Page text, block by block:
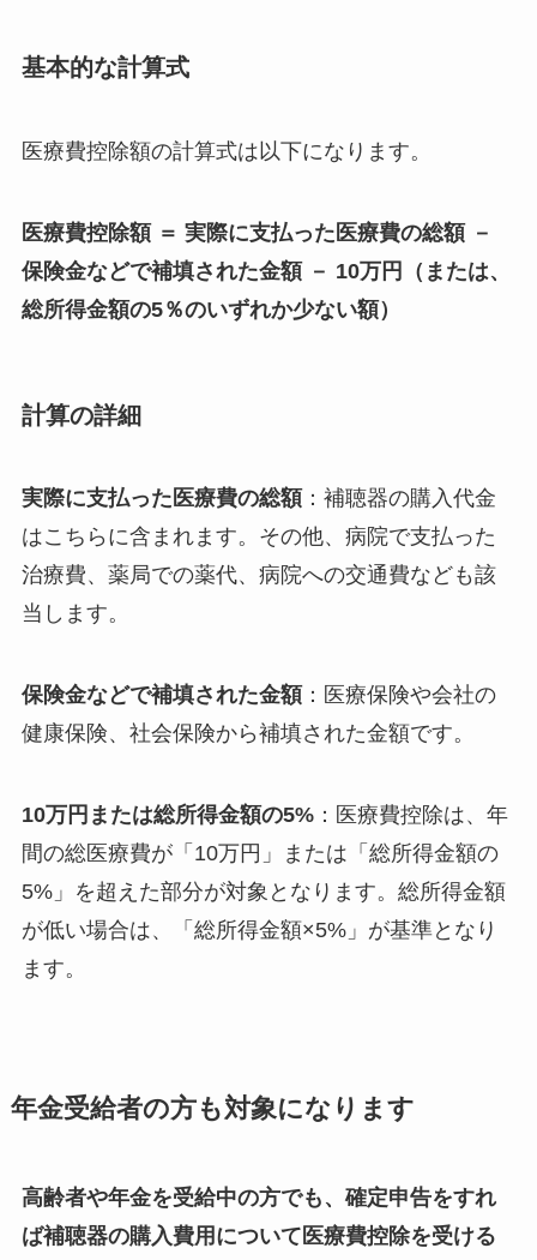
基本的な計算式
医療費控除額の計算式は以下になります。
医療費控除額 ＝ 実際に支払った医療費の総額 －
保険金などで補填された金額 － 10万円（または、
総所得金額の5％のいずれか少ない額）
計算の詳細
実際に支払った医療費の総額：補聴器の購入代金
はこちらに含まれます。その他、病院で支払った
治療費、薬局での薬代、病院への交通費なども該
当します。
保険金などで補填された金額：医療保険や会社の
健康保険、社会保険から補填された金額です。
10万円または総所得金額の5%：医療費控除は、年
間の総医療費が「10万円」または「総所得金額の
5%」を超えた部分が対象となります。総所得金額
が低い場合は、「総所得金額×5%」が基準となり
ます。
年金受給者の方も対象になります
高齢者や年金を受給中の方でも、確定申告をすれ
ば補聴器の購入費用について医療費控除を受ける